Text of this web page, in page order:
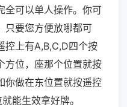
全可以单人操作。你可
只要您方便放哪都可
控上有A,B,C,D四个按
方位，座那个位置就按
你做在东位置就按遥控
能生效拿好牌。